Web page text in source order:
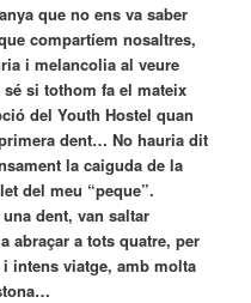
que no ens va saber
compartíem nosaltres,
i melancolia al veure
si tothom fa el mateix
del Youth Hostel quan
dent… No hauria dit
la caiguda de la
del meu “peque”.
dent, van saltar
abraçar a tots quatre, per
intens viatge, amb molta